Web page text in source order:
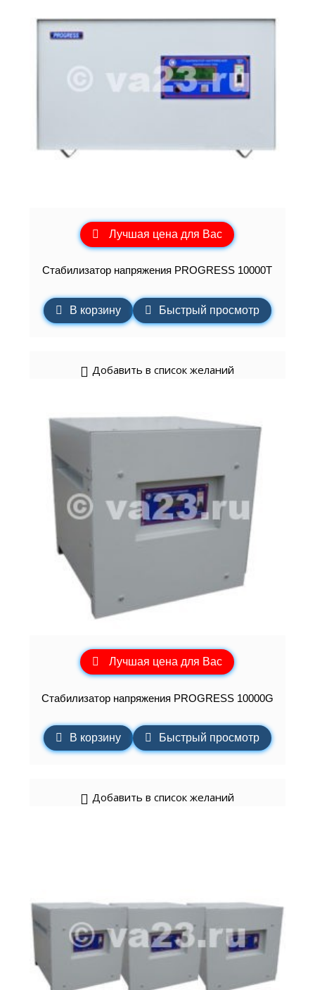
Лучшая цена для Вас
Стабилизатор напряжения PROGRESS 10000Т
В корзину Быстрый просмотр
Добавить в список желаний
Лучшая цена для Вас
Стабилизатор напряжения PROGRESS 10000G
В корзину Быстрый просмотр
Добавить в список желаний